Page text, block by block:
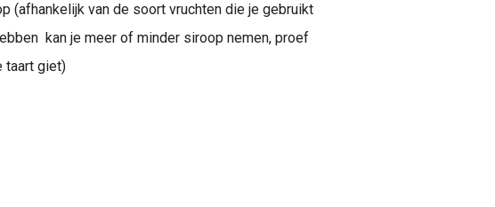
(afhankelijk van de soort vruchten die je gebruikt
kan je meer of minder siroop nemen, proef
taart giet)